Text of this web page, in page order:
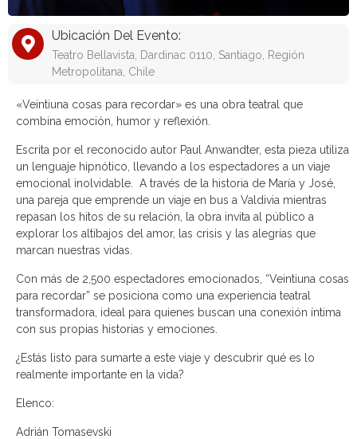
Ubicación Del Evento:
Teatro Bellavista, Dardinac 0110, Santiago, Región
Metropolitana, Chile
«Veintiuna cosas para recordar» es una obra teatral que
combina emoción, humor y reflexión.
Escrita por el reconocido autor Paul Anwandter, esta pieza utiliza
un lenguaje hipnótico, llevando a los espectadores a un viaje
emocional inolvidable. A través de la historia de María y José,
una pareja que emprende un viaje en bus a Valdivia mientras
repasan los hitos de su relación, la obra invita al público a
explorar los altibajos del amor, las crisis y las alegrías que
marcan nuestras vidas.
Con más de 2,500 espectadores emocionados, “Veintiuna cosas
para recordar” se posiciona como una experiencia teatral
transformadora, ideal para quienes buscan una conexión íntima
con sus propias historias y emociones.
¿Estás listo para sumarte a este viaje y descubrir qué es lo
realmente importante en la vida?
Elenco:
Adrián Tomasevski